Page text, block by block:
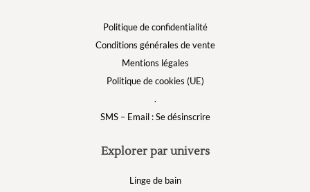
Politique de confidentialité
Conditions générales de vente
Mentions légales
Politique de cookies (UE)
.
SMS – Email : Se désinscrire
Explorer par univers
Linge de bain